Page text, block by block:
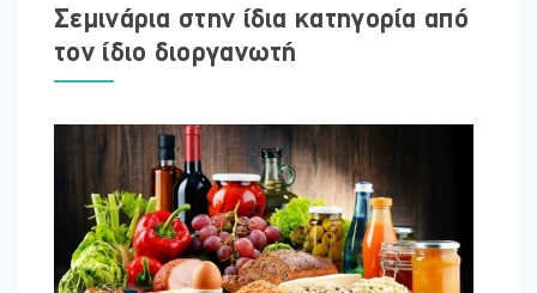
Σεμινάρια στην ίδια κατηγορία από
τον ίδιο διοργανωτή